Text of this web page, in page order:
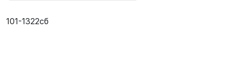
101-1322сб